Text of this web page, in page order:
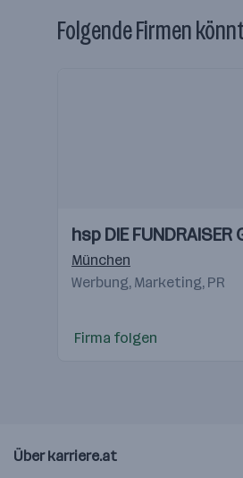
Folgende Firmen
Videos
Einblicke
Einblicke
hsp DIE FUNDRAISER
München
Werbung, Marketing, PR
Firma folgen
Über karriere.at